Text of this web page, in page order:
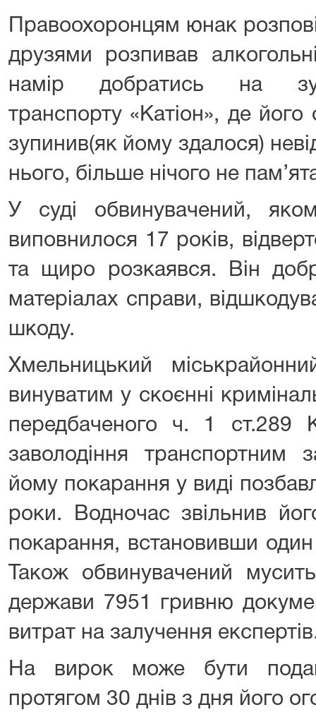
Правоохоронцям юнак
друзями розпивав
намір добратись на
транспорту «Катіон», де його
зупинив(як йому здалося)
нього, більше нічого не
У суді обвинувачений,
виповнилося 17 років,
та щиро розкаявся. Він
матеріалах справи,
шкоду.
Хмельницький
винуватим у скоєнні
передбаченого ч. 1 ст.289
заволодіння транспортним
йому покарання у виді
роки. Водночас звільнив
покарання, встановивши один
Також обвинувачений
держави 7951 гривню
витрат на залучення
На вирок може бути
протягом 30 днів з дня його